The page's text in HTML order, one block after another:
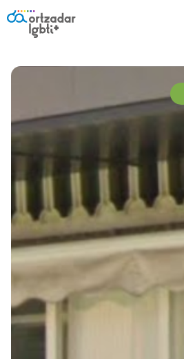
Personas
HARROladies
Derechos
II Conferencia
LGTBI+ Atlántica
I LGBTI+ Basque
Sariak
Visitas guiadas
LGTBI+
Te ayudamos
Mapa de Puntos
Seguros
empresarial
LGBTI+
Red de puntos
Formación
Formación
HARROkids
Accede a tu
cuenta
Prensa
Sala de prensa